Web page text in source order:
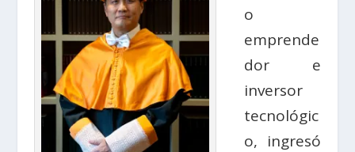
o
emprende
dor e
inversor
tecnológic
o, ingresó